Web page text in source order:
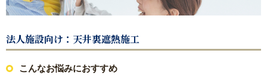
【リフォーム】よくあるご質問
法人施設向け：天井裏遮熱施工
こんなお悩みにおすすめ